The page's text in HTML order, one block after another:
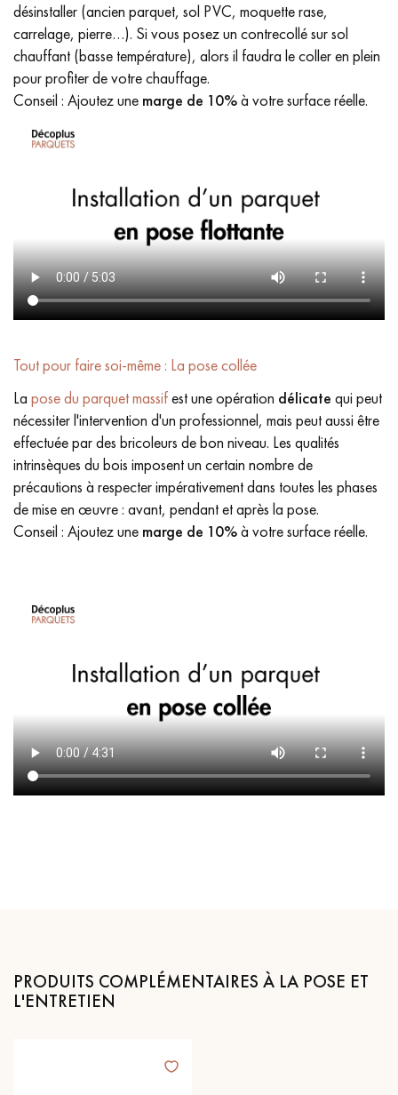
désinstaller (ancien parquet, sol PVC, moquette rase,
carrelage, pierre…). Si vous posez un contrecollé sur sol
chauffant (basse température), alors il faudra le coller en plein
pour profiter de votre chauffage.
Conseil : Ajoutez une marge de 10%à votre surface réelle.
Tout pour faire soi-même : La pose collée
La pose du parquet massifest une opération délicate qui peut
nécessiter l'intervention d'un professionnel, mais peut aussi être
effectuée par des bricoleurs de bon niveau. Les qualités
intrinsèques du bois imposent un certain nombre de
précautions à respecter impérativement dans toutes les phases
de mise en œuvre : avant, pendant et après la pose.
Conseil : Ajoutez une marge de 10%à votre surface réelle.
PRODUITS COMPLÉMENTAIRES À LA POSE ET
L'ENTRETIEN